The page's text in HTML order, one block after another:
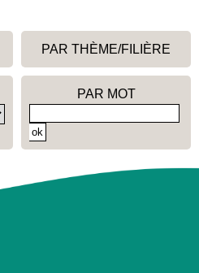
PAR THÈME/FILIÈRE
PAR MOT